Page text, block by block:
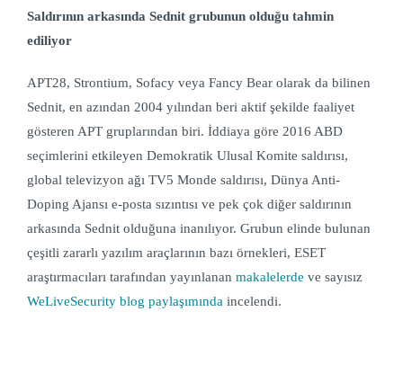
Saldırının arkasında Sednit grubunun olduğu tahmin
ediliyor
APT28, Strontium, Sofacy veya Fancy Bear olarak da bilinen
Sednit, en azından 2004 yılından beri aktif şekilde faaliyet
gösteren APT gruplarından biri. İddiaya göre 2016 ABD
seçimlerini etkileyen Demokratik Ulusal Komite saldırısı,
global televizyon ağı TV5 Monde saldırısı, Dünya Anti-
Doping Ajansı e-posta sızıntısı ve pek çok diğer saldırının
arkasında Sednit olduğuna inanılıyor. Grubun elinde bulunan
çeşitli zararlı yazılım araçlarının bazı örnekleri, ESET
araştırmacıları tarafından yayınlanan makalelerde ve sayısız
WeLiveSecurity blog paylaşımında incelendi.